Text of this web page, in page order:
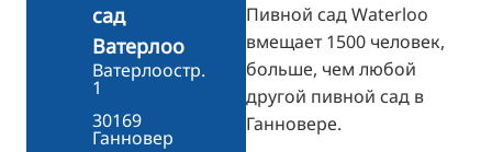
Пивной сад Waterloo
вмещает 1500 человек,
больше, чем любой
другой пивной сад в
Ганновере.
сад
Ватерлоо
Ватерлоостр.
1
30169
Ганновер